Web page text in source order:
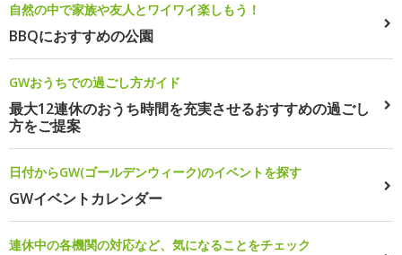
自然の中で家族や友人とワイワイ楽しもう！
BBQにおすすめの公園
GWおうちでの過ごし方ガイド
最大12連休のおうち時間を充実させるおすすめの過ごし
方をご提案
日付からGW(ゴールデンウィーク)のイベントを探す
GWイベントカレンダー
連休中の各機関の対応など、気になることをチェック